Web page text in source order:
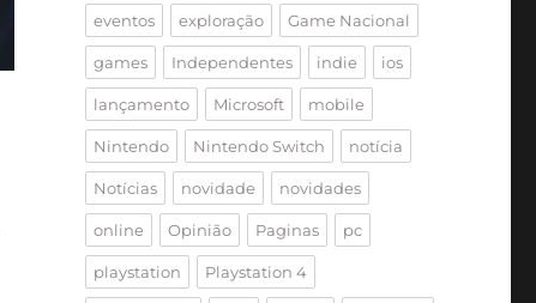
eventos exploração Game Nacional
games Independentes indie ios
lançamento Microsoft mobile
Nintendo Nintendo Switch notícia
Notícias novidade novidades
online Opinião Paginas pc
playstation Playstation 4